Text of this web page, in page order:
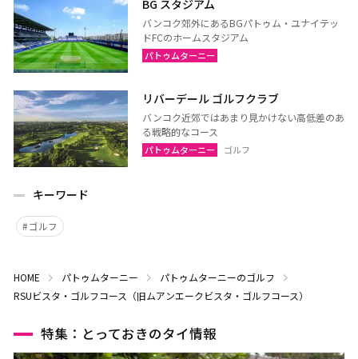
BG スタジアム
バンコク郊外にあるBGパトゥム・ユナイテッ
ドFCのホームスタジアム
パトゥムターニー
リバーデール ゴルフクラブ
バンコク近郊ではあまり見かけない高低差のあ
る戦略的なコース
パトゥムターニー ゴルフ
キーワード
ゴルフ
HOME パトゥムターニー
パトゥムターニーのゴルフ
RSUビスタ・ゴルフコース（旧ムアンエークビスタ・ゴルフコース）
特集：とっておきのタイ情報